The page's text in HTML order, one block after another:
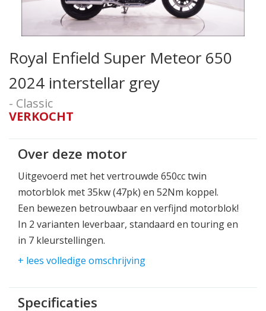
Royal Enfield Super Meteor 650
2024 interstellar grey
- Classic
VERKOCHT
Over deze motor
Uitgevoerd met het vertrouwde 650cc twin
motorblok met 35kw (47pk) en 52Nm koppel.
Een bewezen betrouwbaar en verfijnd motorblok!
In 2 varianten leverbaar, standaard en touring en
in 7 kleurstellingen.
De Standard-versie wordt geleverd in vijf
Blue, Interstellar Green en Interstellar Gray.
De Tourer wordt aangeboden in Celestial Red en
+ lees volledige omschrijving
Specificaties